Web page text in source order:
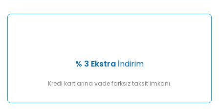
% 3 Ekstra İndirim
Kredi kartlarına vade farksız taksit imkanı.